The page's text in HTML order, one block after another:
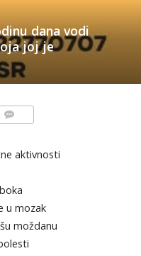
dana vodi
joj je
aktivnosti
u mozak
moždanu